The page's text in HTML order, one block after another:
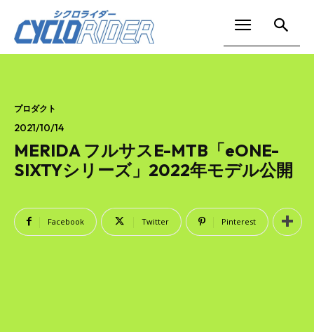
プロダクト
2021/10/14
MERIDA フルサスE-MTB「eONE-
SIXTYシリーズ」2022年モデル公開
Facebook Twitter Pinterest